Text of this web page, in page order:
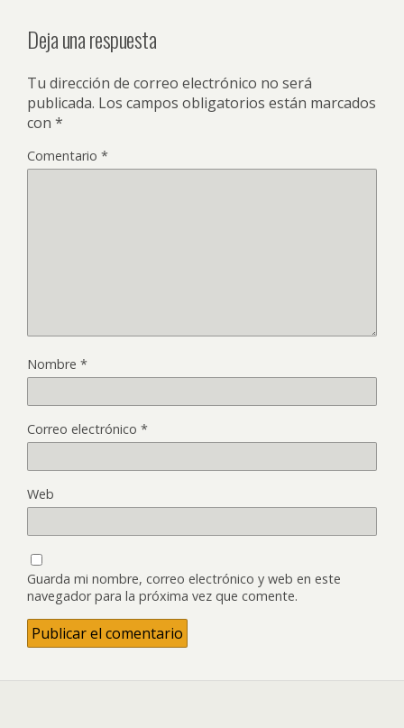
Deja una respuesta
Tu dirección de correo electrónico no será
publicada. Los campos obligatorios están marcados
con *
Comentario *
Nombre *
Correo electrónico *
Web
Guarda mi nombre, correo electrónico y web en este
navegador para la próxima vez que comente.